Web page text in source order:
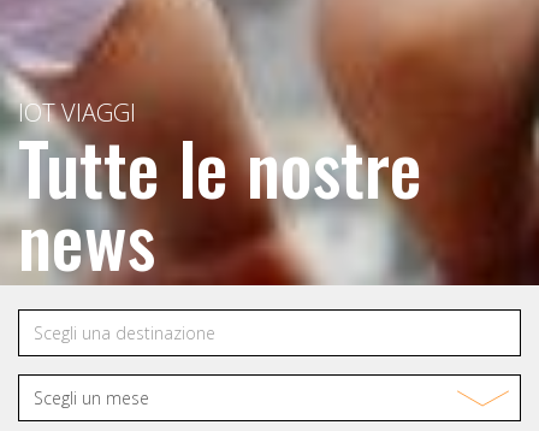
IOT VIAGGI
Tutte le nostre
news